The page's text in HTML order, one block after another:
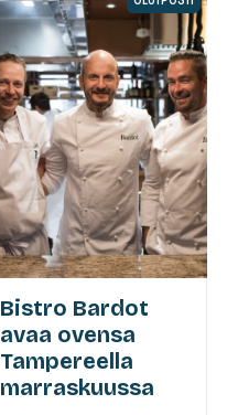
Bistro Bardot
avaa ovensa
Tampereella
marraskuussa